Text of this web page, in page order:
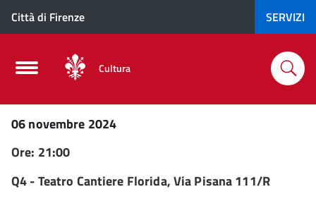
Città di Firenze SERVIZI
Cultura
06 novembre 2024
Ore: 21:00
Q4 - Teatro Cantiere Florida, Via Pisana 111/R